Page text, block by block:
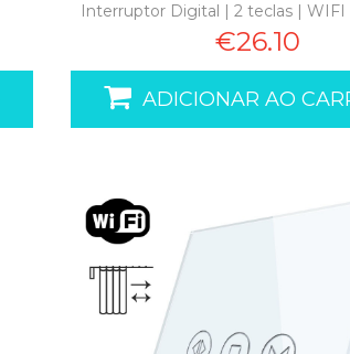
Interruptor Digital | 2 teclas |
€26.10
ADICIONAR AO